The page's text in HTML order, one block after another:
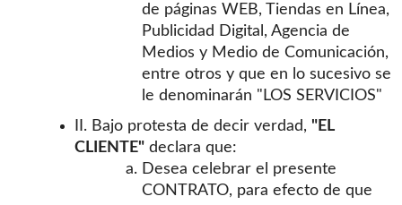
de páginas WEB, Tiendas en Línea,
Publicidad Digital, Agencia de
Medios y Medio de Comunicación,
entre otros y que en lo sucesivo se
le denominarán "LOS SERVICIOS"
II. Bajo protesta de decir verdad, "EL
CLIENTE" declara que:
Desea celebrar el presente
CONTRATO, para efecto de que